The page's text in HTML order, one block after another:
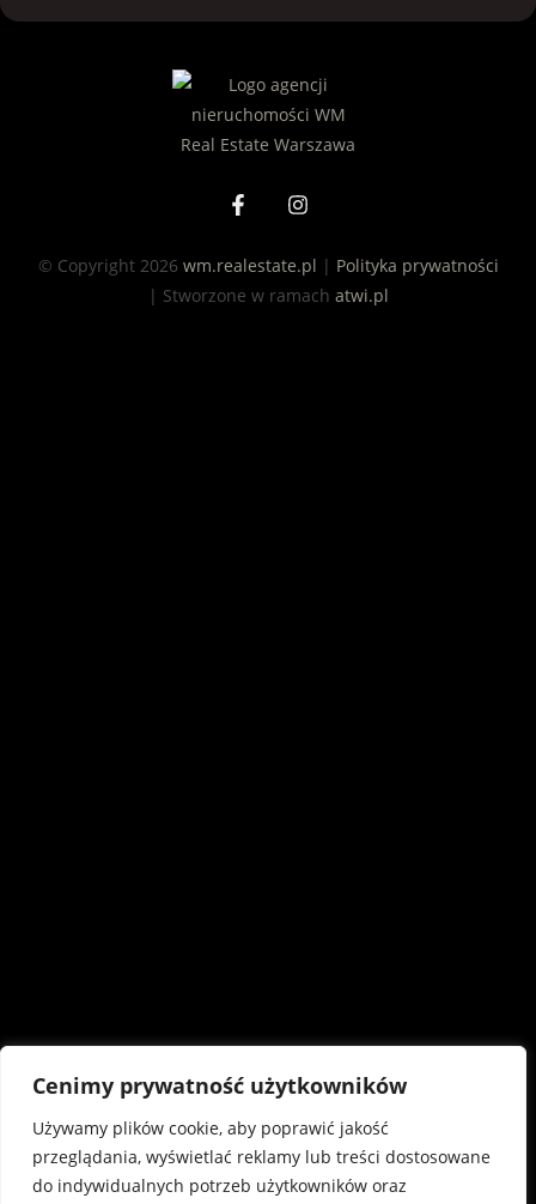
Cenimy prywatność użytkowników
Używamy plików cookie, aby poprawić jakość
przeglądania, wyświetlać reklamy lub treści dostosowane
do indywidualnych potrzeb użytkowników oraz
© Copyright 2026 wm.realestate.pl | Polityka prywatności
| Stworzone w ramach atwi.pl